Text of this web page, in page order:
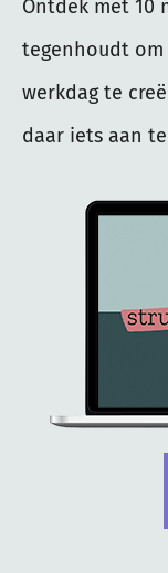
Ontdek met 10
tegenhoudt
werkdag te
daar iets aan